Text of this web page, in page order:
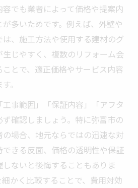
でも業者によって価格や提案内
多いためです。例えば、外壁や
、施工方法や使用する建材のグ
生じやすく、複数のリフォーム会
とで、適正価格やサービス内容
。
事範囲」「保証内容」「アフタ
確認しましょう。特に弥富市の
場合、地元ならではの迅速な対
きる反面、価格の透明性や保証
ないと後悔することもありま
かく比較することで、費用対効